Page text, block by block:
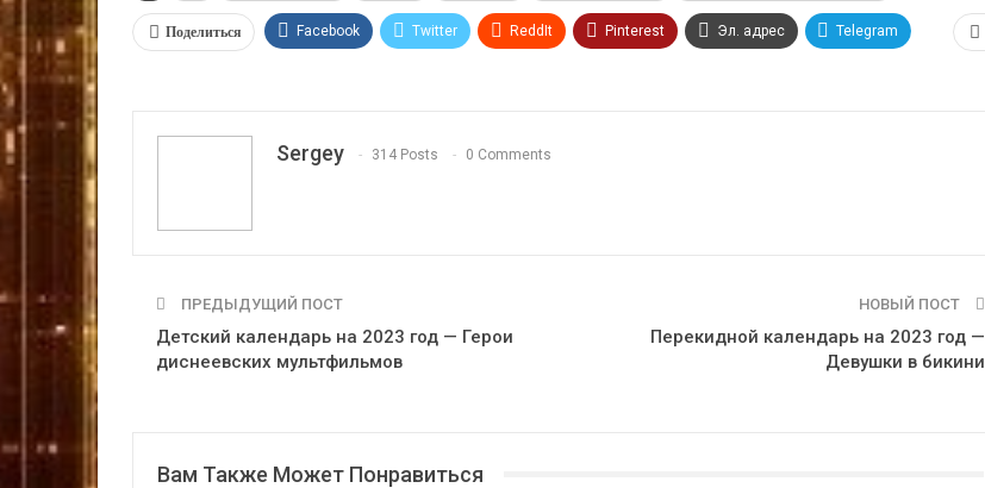
Поделиться Facebook Twitter ReddIt Pinterest Эл. адрес Telegram
Sergey 314 Posts 0 Comments
ПРЕДЫДУЩИЙ ПОСТ
Детский календарь на 2023 год — Герои
диснеевских мультфильмов
НОВЫЙ ПОСТ
Перекидной календарь на 2023 год —
Девушки в бикини
Вам Также Может Понравиться